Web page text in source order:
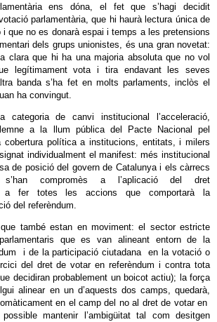
ens dóna, el fet que s’hagi decidit
parlamentària, que hi haurà lectura única de
i que no es donarà espai i temps a les pretensions
dels grups unionistes, és una gran novetat:
clara que hi ha una majoria absoluta que no vol
legítimament vota i tira endavant les seves
banda s’ha fet en molts parlaments, inclòs el
ha convingut.
categoria de canvi institucional l’acceleració,
a la llum pública del Pacte Nacional pel
cobertura política a institucions, entitats, i milers
individualment el manifest: més institucional
de posició del govern de Catalunya i els càrrecs
s’han compromès a l’aplicació del dret
i a fer totes les accions que comportarà la
del referèndum.
també estan en moviment: el sector estricte
que es van alineant entorn de la
i de la participació ciutadana en la votació o
del dret de votar en referèndum i contra tota
decidiran probablement un boicot actiu); la força
alinear en un d’aquests dos camps, quedarà,
en el camp del no al dret de votar en
mantenir l’ambigüitat tal com desitgen